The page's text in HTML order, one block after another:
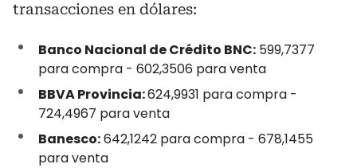
transacciones en dólares:
Banco Nacional de Crédito BNC: 599,7377
para compra - 602,3506 para venta
BBVA Provincia:624,9931 para compra -
724,4967 para venta
Banesco:642,1242 para compra - 678,1455
para venta